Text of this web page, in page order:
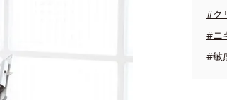
#ク
#ニ
#敏